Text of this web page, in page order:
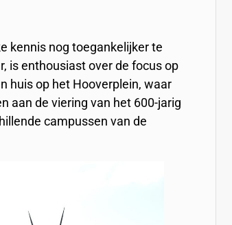
kennis nog toegankelijker te
is enthousiast over de focus op
huis op het Hooverplein, waar
aan de viering van het 600-jarig
campussen van de